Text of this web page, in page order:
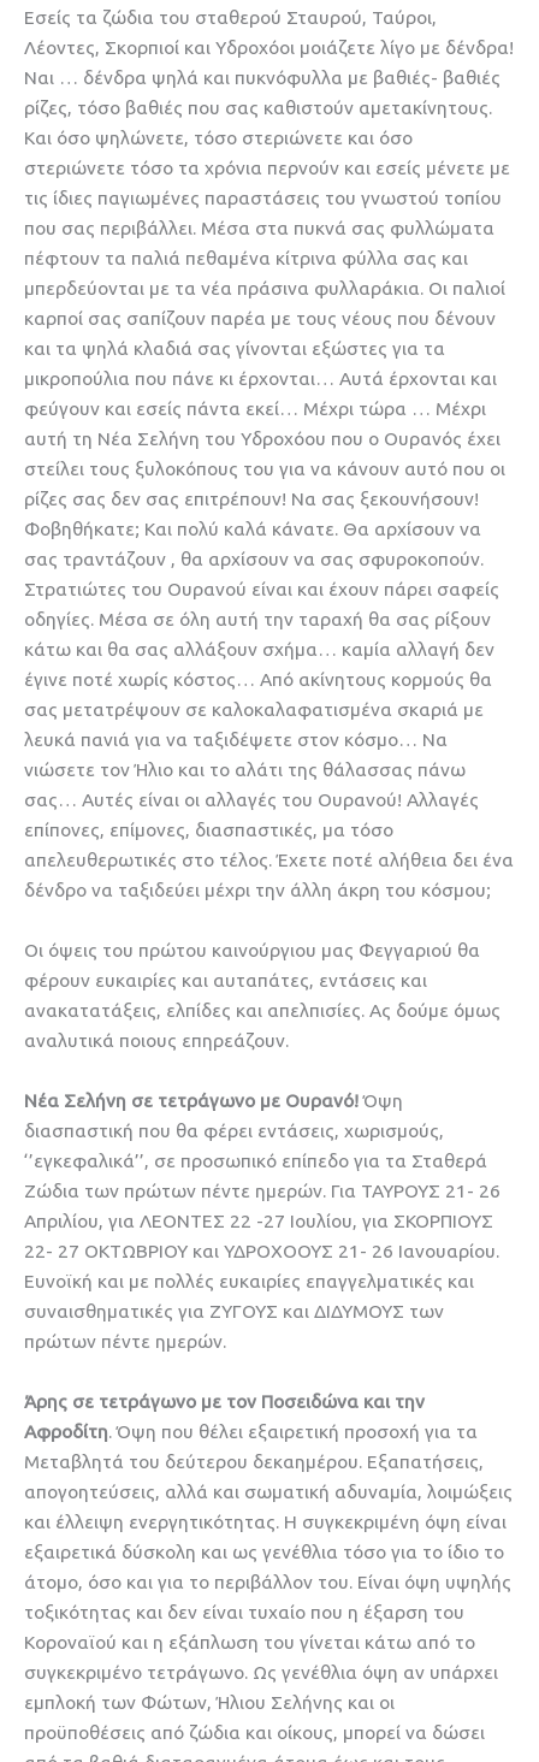
Εσείς τα ζώδια του σταθερού Σταυρού, Ταύροι,
Λέοντες, Σκορπιοί και Υδροχόοι μοιάζετε λίγο με δένδρα!
Ναι … δένδρα ψηλά και πυκνόφυλλα με βαθιές- βαθιές
ρίζες, τόσο βαθιές που σας καθιστούν αμετακίνητους.
Και όσο ψηλώνετε, τόσο στεριώνετε και όσο
στεριώνετε τόσο τα χρόνια περνούν και εσείς μένετε με
τις ίδιες παγιωμένες παραστάσεις του γνωστού τοπίου
που σας περιβάλλει. Μέσα στα πυκνά σας φυλλώματα
πέφτουν τα παλιά πεθαμένα κίτρινα φύλλα σας και
μπερδεύονται με τα νέα πράσινα φυλλαράκια. Οι παλιοί
καρποί σας σαπίζουν παρέα με τους νέους που δένουν
και τα ψηλά κλαδιά σας γίνονται εξώστες για τα
μικροπούλια που πάνε κι έρχονται… Αυτά έρχονται και
φεύγουν και εσείς πάντα εκεί… Μέχρι τώρα … Μέχρι
αυτή τη Νέα Σελήνη του Υδροχόου που ο Ουρανός έχει
στείλει τους ξυλοκόπους του για να κάνουν αυτό που οι
ρίζες σας δεν σας επιτρέπουν! Να σας ξεκουνήσουν!
Φοβηθήκατε; Και πολύ καλά κάνατε. Θα αρχίσουν να
σας τραντάζουν , θα αρχίσουν να σας σφυροκοπούν.
Στρατιώτες του Ουρανού είναι και έχουν πάρει σαφείς
οδηγίες. Μέσα σε όλη αυτή την ταραχή θα σας ρίξουν
κάτω και θα σας αλλάξουν σχήμα… καμία αλλαγή δεν
έγινε ποτέ χωρίς κόστος… Από ακίνητους κορμούς θα
σας μετατρέψουν σε καλοκαλαφατισμένα σκαριά με
λευκά πανιά για να ταξιδέψετε στον κόσμο… Να
νιώσετε τον Ήλιο και το αλάτι της θάλασσας πάνω
σας… Αυτές είναι οι αλλαγές του Ουρανού! Αλλαγές
επίπονες, επίμονες, διασπαστικές, μα τόσο
απελευθερωτικές στο τέλος. Έχετε ποτέ αλήθεια δει ένα
δένδρο να ταξιδεύει μέχρι την άλλη άκρη του κόσμου;
Οι όψεις του πρώτου καινούργιου μας Φεγγαριού θα
φέρουν ευκαιρίες και αυταπάτες, εντάσεις και
ανακατατάξεις, ελπίδες και απελπισίες. Ας δούμε όμως
αναλυτικά ποιους επηρεάζουν.
Νέα Σελήνη σε τετράγωνο με Ουρανό!Όψη
διασπαστική που θα φέρει εντάσεις, χωρισμούς,
‘’εγκεφαλικά’’, σε προσωπικό επίπεδο για τα Σταθερά
Ζώδια των πρώτων πέντε ημερών. Για ΤΑΥΡΟΥΣ 21- 26
Απριλίου, για ΛΕΟΝΤΕΣ 22 -27 Ιουλίου, για ΣΚΟΡΠΙΟΥΣ
22- 27 ΟΚΤΩΒΡΙΟΥ και ΥΔΡΟΧΟΟΥΣ 21- 26 Ιανουαρίου.
Ευνοϊκή και με πολλές ευκαιρίες επαγγελματικές και
συναισθηματικές για ΖΥΓΟΥΣ και ΔΙΔΥΜΟΥΣ των
πρώτων πέντε ημερών.
Άρης σε τετράγωνο με τον Ποσειδώνα και την
Αφροδίτη. Όψη που θέλει εξαιρετική προσοχή για τα
Μεταβλητά του δεύτερου δεκαημέρου. Εξαπατήσεις,
απογοητεύσεις, αλλά και σωματική αδυναμία, λοιμώξεις
και έλλειψη ενεργητικότητας. H συγκεκριμένη όψη είναι
εξαιρετικά δύσκολη και ως γενέθλια τόσο για το ίδιο το
άτομο, όσο και για το περιβάλλον του. Είναι όψη υψηλής
τοξικότητας και δεν είναι τυχαίο που η έξαρση του
Κοροναϊού και η εξάπλωση του γίνεται κάτω από το
συγκεκριμένο τετράγωνο. Ως γενέθλια όψη αν υπάρχει
εμπλοκή των Φώτων, Ήλιου Σελήνης και οι
προϋποθέσεις από ζώδια και οίκους, μπορεί να δώσει